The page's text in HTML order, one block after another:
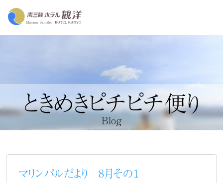
ときめきピチピチ便り
Blog
マリンパルだより 8月その１